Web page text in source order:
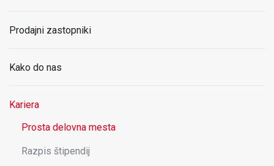
Prodajni zastopniki
Kako do nas
Kariera
Prosta delovna mesta
Razpis štipendij